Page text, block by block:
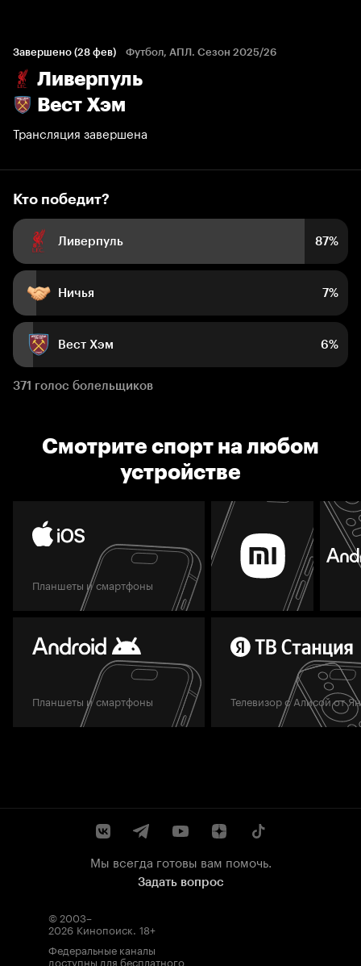
Завершено (28 фев) Футбол, АПЛ. Сезон 2025/26
Ливерпуль
Вест Хэм
Трансляция завершена
87%
Кто победит?
Ливерпуль 87%
Ничья 7%
Вест Хэм 6%
371 голос болельщиков
Смотрите спорт на любом
устройстве
Планшеты и смартфоны
Планшеты и смартфоны Телевизор с Алисой от
Мы всегда готовы вам помочь.
Задать вопрос
© 2003–
2026 Кинопоиск 18+
Федеральные каналы
доступны для бесплатного